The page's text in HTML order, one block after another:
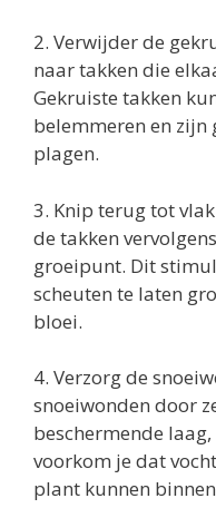
2. Verwijder de
naar takken die
Gekruiste takken
belemmeren en zijn
plagen.
3. Knip terug tot
de takken
groeipunt. Dit
scheuten te laten
bloei.
4. Verzorg de
snoeiwonden door
beschermende
voorkom je dat
plant kunnen